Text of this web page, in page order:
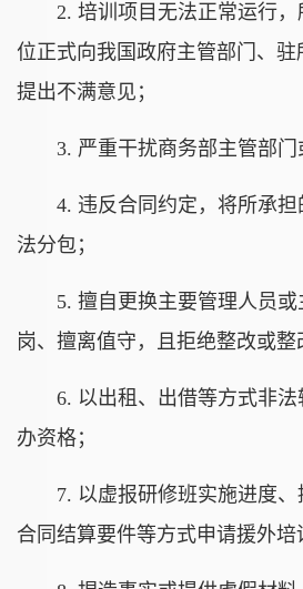
2. 培训项目无法正常运行
位正式向我国政府主管部门、
提出不满意见；
3. 严重干扰商务部主管部门
4. 违反合同约定，将所承
法分包；
5. 擅自更换主要管理人员
岗、擅离值守，且拒绝整改或整
6. 以出租、出借等方式非
办资格；
7. 以虚报研修班实施进度
合同结算要件等方式申请援外培